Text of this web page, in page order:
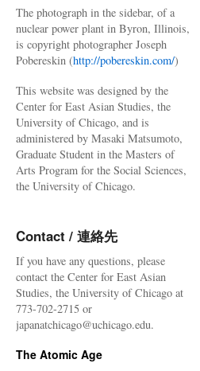
The photograph in the sidebar, of a
nuclear power plant in Byron, Illinois,
is copyright photographer Joseph
Pobereskin (http://pobereskin.com/)
This website was designed by the
Center for East Asian Studies, the
University of Chicago, and is
administered by Masaki Matsumoto,
Graduate Student in the Masters of
Arts Program for the Social Sciences,
the University of Chicago.
Contact / 連絡先
If you have any questions, please
contact the Center for East Asian
Studies, the University of Chicago at
773-702-2715 or
japanatchicago@uchicago.edu.
The Atomic Age